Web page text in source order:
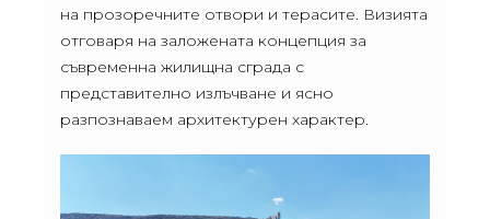
на прозоречните отвори и терасите. Визията
отговаря на заложената концепция за
съвременна жилищна сграда с
представително излъчване и ясно
разпознаваем архитектурен характер.